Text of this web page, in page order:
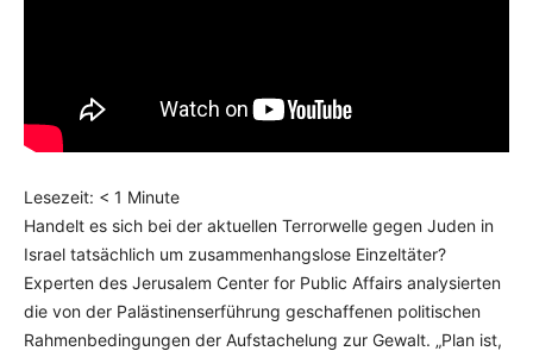
Lesezeit: < 1 Minute
Handelt es sich bei der aktuellen Terrorwelle gegen Juden in
Israel tatsächlich um zusammenhangslose Einzeltäter?
Experten des Jerusalem Center for Public Affairs analysierten
die von der Palästinenserführung geschaffenen politischen
Rahmenbedingungen der Aufstachelung zur Gewalt. „Plan ist,